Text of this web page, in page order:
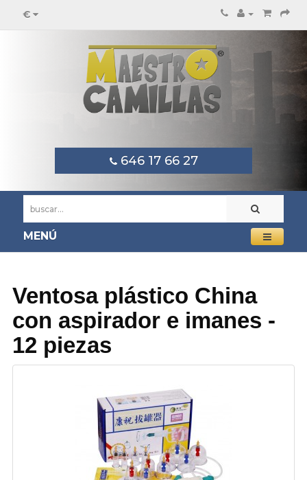
€
646 17 66 27
MENÚ
Ventosa plástico China
con aspirador e imanes -
12 piezas